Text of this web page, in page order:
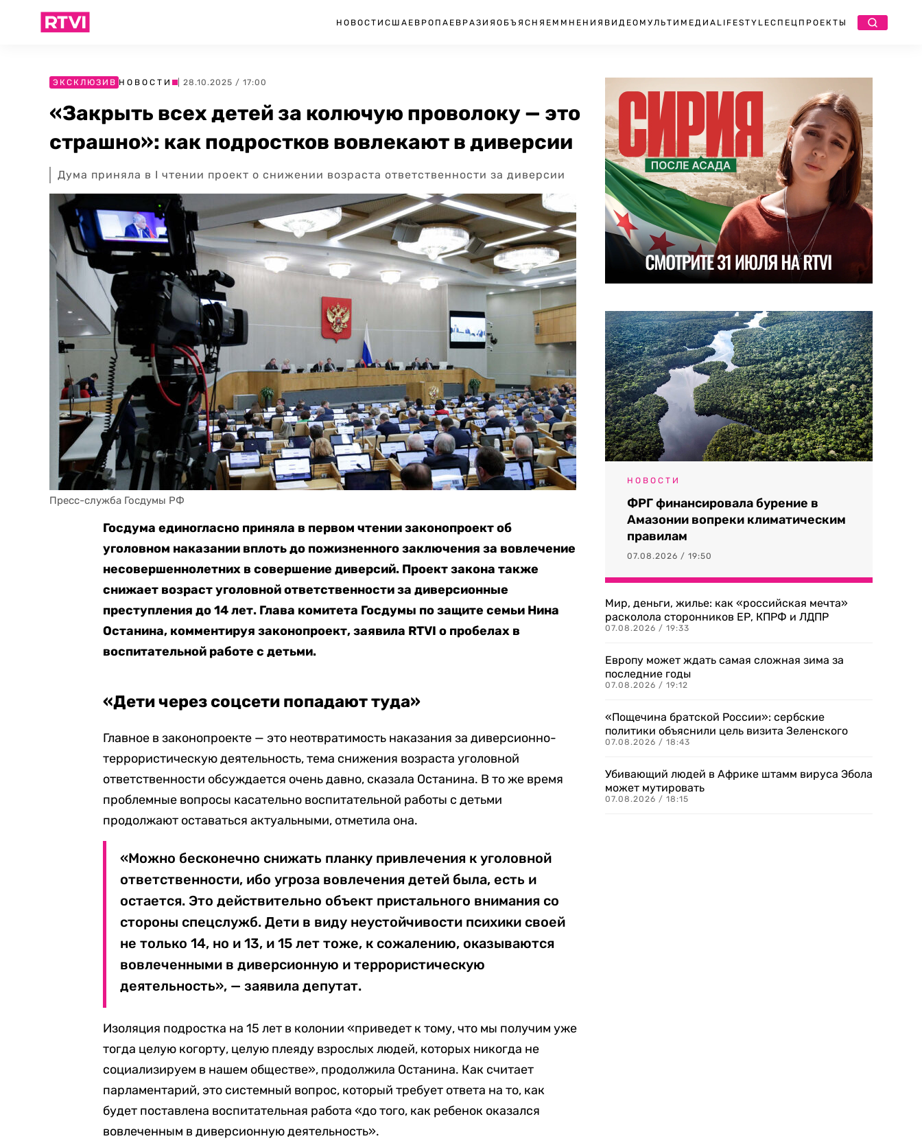
НОВОСТИ США ЕВРОПА ЕВРАЗИЯ ОБЪЯСНЯЕМ МНЕНИЯ ВИДЕО МУЛЬТИМЕДИА LIFESTYLEСПЕЦПРОЕКТЫ
ЭКСКЛЮЗИВ НОВОСТИ | 28.10.2025 / 17:00
«Закрыть всех детей за колючую проволоку — это
страшно»: как подростков вовлекают в диверсии
Дума приняла в I чтении проект о снижении возраста ответственности за диверсии
Пресс-служба Госдумы РФ
Госдума единогласно приняла в первом чтении законопроект об
уголовном наказании вплоть до пожизненного заключения за вовлечение
несовершеннолетних в совершение диверсий. Проект закона также
снижает возраст уголовной ответственности за диверсионные
преступления до 14 лет. Глава комитета Госдумы по защите семьи Нина
Останина, комментируя законопроект, заявила RTVI о пробелах в
воспитательной работе с детьми.
«Дети через соцсети попадают туда»
Главное в законопроекте — это неотвратимость наказания за диверсионно-
террористическую деятельность, тема снижения возраста уголовной
ответственности обсуждается очень давно, сказала Останина. В то же время
проблемные вопросы касательно воспитательной работы с детьми
продолжают оставаться актуальными, отметила она.
«Можно бесконечно снижать планку привлечения к уголовной
ответственности, ибо угроза вовлечения детей была, есть и
остается. Это действительно объект пристального внимания со
стороны спецслужб. Дети в виду неустойчивости психики своей
не только 14, но и 13, и 15 лет тоже, к сожалению, оказываются
вовлеченными в диверсионную и террористическую
деятельность», — заявила депутат.
Изоляция подростка на 15 лет в колонии «приведет к тому, что мы получим уже
тогда целую когорту, целую плеяду взрослых людей, которых никогда не
социализируем в нашем обществе», продолжила Останина. Как считает
парламентарий, это системный вопрос, который требует ответа на то, как
будет поставлена воспитательная работа «до того, как ребенок оказался
вовлеченным в диверсионную деятельность».
НОВОСТИ
ФРГ финансировала бурение в
Амазонии вопреки климатическим
правилам
07.08.2026 / 19:50
Мир, деньги, жилье: как «российская мечта»
расколола сторонников ЕР, КПРФ и ЛДПР
07.08.2026 / 19:33
Европу может ждать самая сложная зима за
последние годы
07.08.2026 / 19:12
«Пощечина братской России»: сербские
политики объяснили цель визита Зеленского
07.08.2026 / 18:43
Убивающий людей в Африке штамм вируса Эбола
может мутировать
07.08.2026 / 18:15